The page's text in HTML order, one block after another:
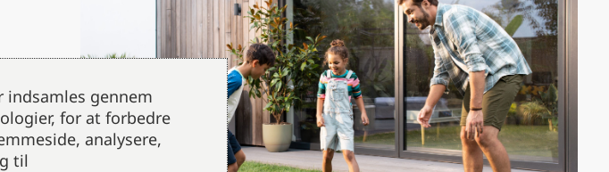
indsamles gennem
for at forbedre
analysere,
til